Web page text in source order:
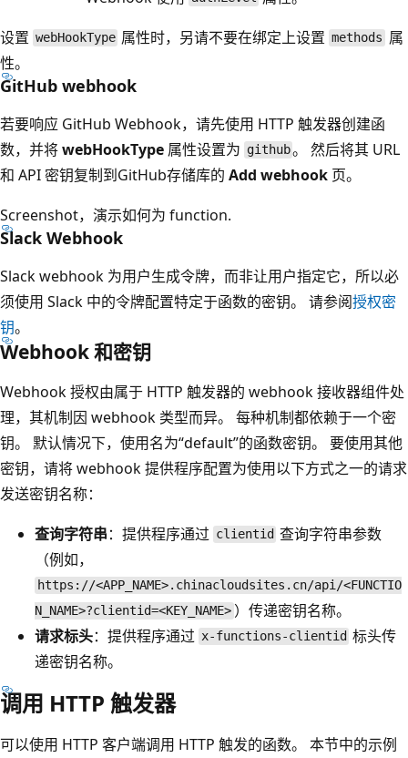
设置 webHookType 属性时，另请不要在绑定上设置 methods 属
性。
GitHub webhook
若要响应 GitHub Webhook，请先使用 HTTP 触发器创建函
数，并将webHookType 属性设置为 github。 然后将其 URL
和 API 密钥复制到GitHub存储库的 Add webhook 页。
Screenshot，演示如何为 function.
Slack Webhook
Slack webhook 为用户生成令牌，而非让用户指定它，所以必
须使用 Slack 中的令牌配置特定于函数的密钥。 请参阅授权密
钥。
Webhook 和密钥
Webhook 授权由属于 HTTP 触发器的 webhook 接收器组件处
理，其机制因 webhook 类型而异。 每种机制都依赖于一个密
钥。 默认情况下，使用名为“default”的函数密钥。 要使用其他
密钥，请将 webhook 提供程序配置为使用以下方式之一的请求
发送密钥名称：
查询字符串：提供程序通过 clientid 查询字符串参数
（例如，
https://<APP_NAME>.chinacloudsites.cn/api/<FUNCTIO
N_NAME>?clientid=<KEY_NAME> ）传递密钥名称。
请求标头：提供程序通过 x-functions-clientid 标头传
递密钥名称。
调用 HTTP 触发器
可以使用 HTTP 客户端调用 HTTP 触发的函数。 本节中的示例